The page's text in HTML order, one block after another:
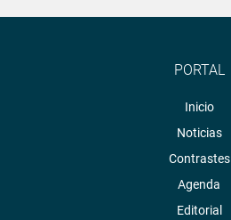
PORTAL
Inicio
Noticias
Contrastes
Agenda
Editorial